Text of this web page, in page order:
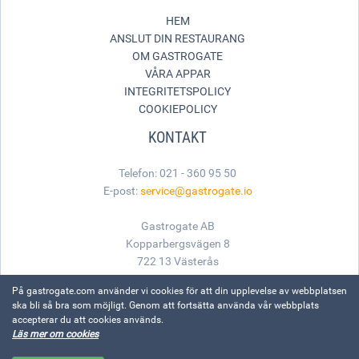
HEM
ANSLUT DIN RESTAURANG
OM GASTROGATE
VÅRA APPAR
INTEGRITETSPOLICY
COOKIEPOLICY
KONTAKT
Telefon: 021 - 360 95 50
E-post:service@gastrogate.io
Gastrogate AB
Kopparbergsvägen 8
722 13 Västerås
På gastrogate.com använder vi cookies för att din upplevelse av webbplatsen
ska bli så bra som möjligt. Genom att fortsätta använda vår webbplats
accepterar du att cookies används.
Läs mer om cookies